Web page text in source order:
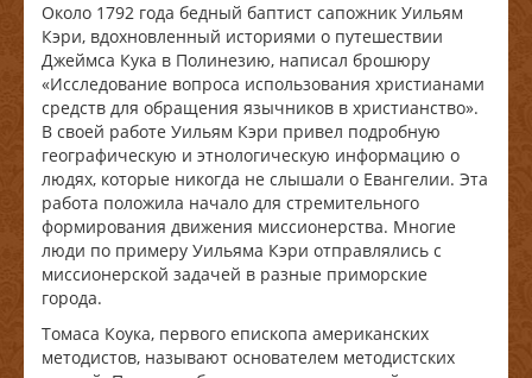
Около 1792 года бедный баптист сапожник Уильям
Кэри, вдохновленный историями о путешествии
Джеймса Кука в Полинезию, написал брошюру
«Исследование вопроса использования христианами
средств для обращения язычников в христианство».
В своей работе Уильям Кэри привел подробную
географическую и этнологическую информацию о
людях, которые никогда не слышали о Евангелии. Эта
работа положила начало для стремительного
формирования движения миссионерства. Многие
люди по примеру Уильяма Кэри отправлялись с
миссионерской задачей в разные приморские
города.
Томаса Коука, первого епископа американских
методистов, называют основателем методистских